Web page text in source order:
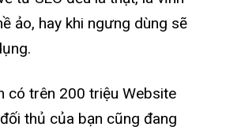
ảo, hay khi ngưng dùng sẽ
có trên 200 triệu Website
thủ của bạn cũng đang